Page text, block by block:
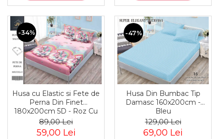
-34%
Husa cu Elastic si Fete de
Perna Din Finet
180x200cm 5D - Roz Cu
Unicorni Pe Norisori
89,00 Lei
59,00 Lei
-47%
Husa Din Bumbac Tip
Damasc 160x200cm -
Bleu
129,00 Lei
69,00 Lei